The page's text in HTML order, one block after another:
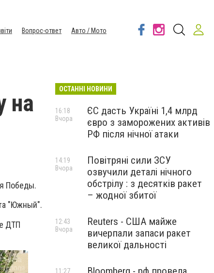
Вопрос-ответ
Авто / Мото
на
Победы.
"Южный".
ДТП
ОСТАННІ НОВИНИ
ЄС дасть Україні 1,4 млрд
євро з заморожених активів
РФ після нічної атаки
16:18
Вчора
Повітряні сили ЗСУ
озвучили деталі нічного
обстрілу : з десятків ракет
– жодної збитої
14:19
Вчора
Reuters - США майже
вичерпали запаси ракет
великої дальності
12:43
Вчора
11:27